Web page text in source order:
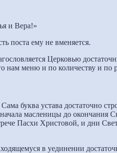
и Вера!»
поста ему не вменяется.
Церковью
нам меню и по количеству и по
буква устава достаточно
масленицы до окончания
Пасхи Христовой, и дни
в уединении